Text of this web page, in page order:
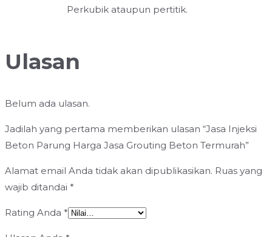
Perkubik ataupun pertitik.
Ulasan
Belum ada ulasan.
Jadilah yang pertama memberikan ulasan “Jasa Injeksi
Beton Parung Harga Jasa Grouting Beton Termurah”
Alamat email Anda tidak akan dipublikasikan. Ruas yang
wajib ditandai *
Rating Anda *